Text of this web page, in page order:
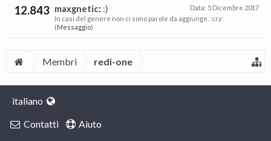
12.843 Data: 5 Dicembre 2017
maxgnetic: :)
In casi del genere non ci sono parole da aggiunge. :cry:
(Messaggio)
Membri redi-one
italiano
Contatti
Aiuto